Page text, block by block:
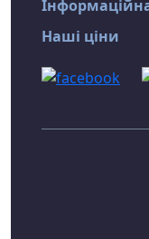
Наші ціни